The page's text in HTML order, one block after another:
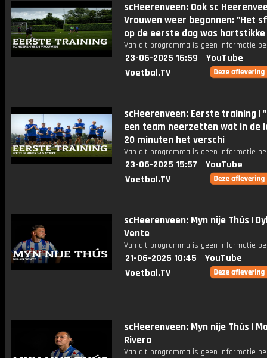
scHeerenveen: Ook sc
Vrouwen weer begonnen: "Het
op de eerste dag was hartstikke
Van dit programma is geen informatie
23-06-2025 16:59
YouTube
Voetbal.TV
scHeerenveen: Eerste training |
een team neerzetten wat in de
20 minuten het verschi
Van dit programma is geen informatie
23-06-2025 15:57
YouTube
Voetbal.TV
scHeerenveen: Myn nije Thús |
Vente
Van dit programma is geen informatie
21-06-2025 10:45
YouTube
Voetbal.TV
scHeerenveen: Myn nije Thús |
Rivera
Van dit programma is geen informatie